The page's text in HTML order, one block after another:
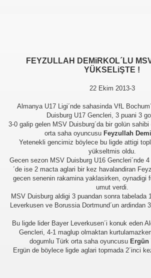
FEYZULLAH DEMiRKOL´LU
YÜKSELiŞTE !
22 Ekim 2013-3
Almanya U17 Ligi´nde sahasinda VfL
Duisburg U17 Gencleri, 3 puani 3
3-0 galip gelen MSV Duisburg´da bir golün
orta saha oyuncusu Feyzullah
Yetenekli gencimiz böylece bu ligde attigi
yükseltmis oldu.
Gecen sezon MSV Duisburg U16 Gencleri´nde
´de ise 2 macta aglari bir kez havalandiran
gecen senenin rakamina yaklasirken, oynadigi
umut verdi.
MSV Duisburg aldigi 3 puandan sonra tabelada
Leverkusen ve Borussia Dortmund´un ardindan
Bu ligde lider Bayer Leverkusen´i konuk eden
Gencleri, 4-1 maglup olmaktan
dogumlu Türk orta saha oyuncusu
Ergün de böylece ligde aglari topmada 2´inci